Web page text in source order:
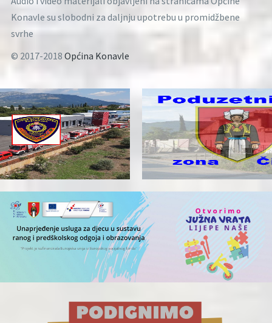
Konavle su slobodni za daljnju upotrebu u promidžbene
svrhe
© 2017-2018 Općina Konavle